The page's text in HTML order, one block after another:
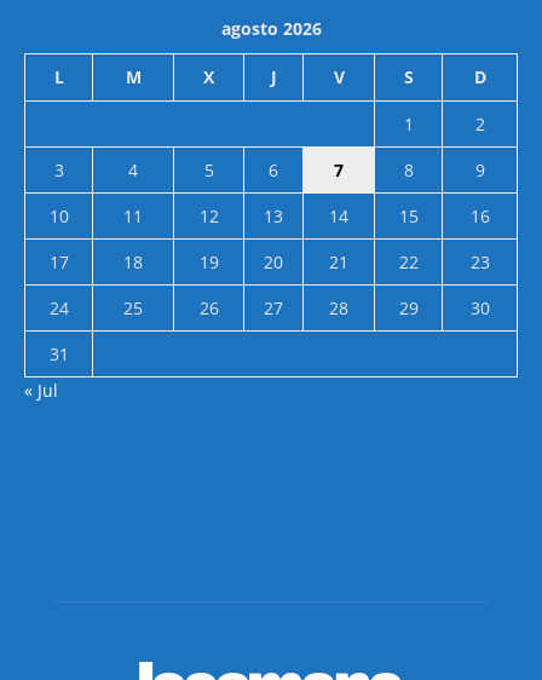
agosto 2026
L M X J V S D
1
2
3
4 5 6 7 8
9
10
11 12 13 14 15
16
17
18 19 20 21 22
23
24
25 26 27 28 29
30
31
« Jul